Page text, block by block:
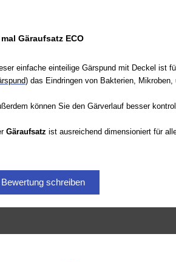
Gäraufsatz ECO
einfache einteilige Gärspund mit Deckel ist
) das Eindringen von Bakterien, Mikroben,
können Sie den Gärverlauf besser
Gäraufsatz ist ausreichend dimensioniert für
Bewertung schreiben